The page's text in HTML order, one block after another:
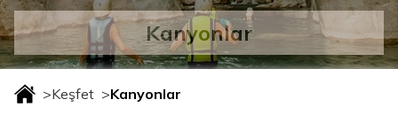
Kanyonlar
>Keşfet >Kanyonlar